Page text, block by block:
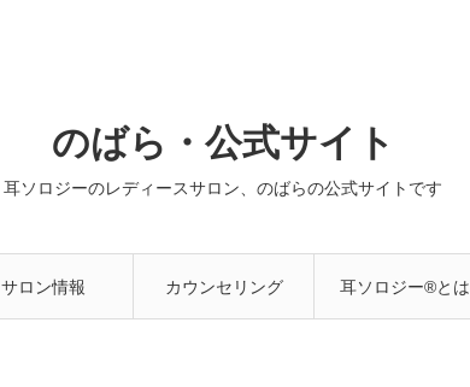
のばら・公式サイト
耳ソロジーのレディースサロン、のばらの公式サイトです
サロン情報 カウンセリング 耳ソロジー®とは